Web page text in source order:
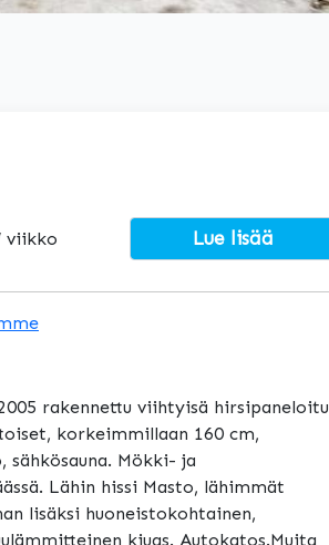
viikko Lue lisää
rakennettu viihtyisä hirsipaneloitu
korkeimmillaan 160 cm,
Mökki- ja
Lähin hissi Masto, lähimmät
lisäksi huoneistokohtainen,
kiuas. Autokatos.Muita